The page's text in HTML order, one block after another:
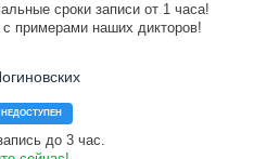
сроки записи от 1 часа!
примерами наших дикторов!
НЕДОСТУПЕН
до 3 час.